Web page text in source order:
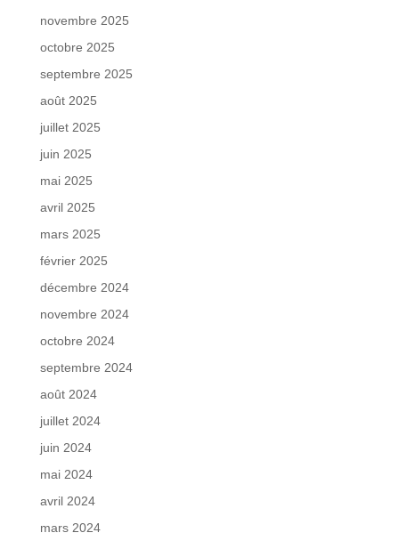
novembre 2025
octobre 2025
septembre 2025
août 2025
juillet 2025
juin 2025
mai 2025
avril 2025
mars 2025
février 2025
décembre 2024
novembre 2024
octobre 2024
septembre 2024
août 2024
juillet 2024
juin 2024
mai 2024
avril 2024
mars 2024